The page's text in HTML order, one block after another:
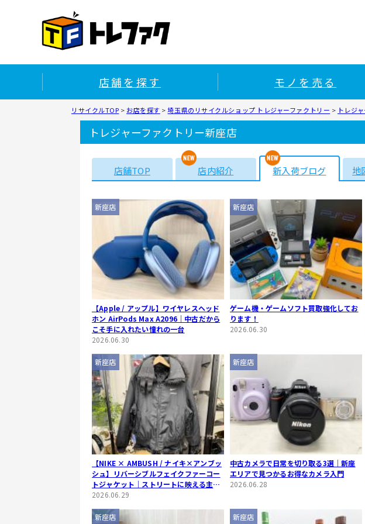
店舗を探す モノを売る
リサイクルTOP > お店を探す >埼玉県のリサイクルショップ トレジャーファクトリー > トレジ
トレジャーファクトリー新座店
店舗TOP 店内紹介 新入荷ブログ 地
新座店
【Apple / アップル】ワイヤレスヘッド
ホン AirPods Max A2096｜中古だから
こそ手に入れたい憧れの一台
2026.06.30
新座店
ゲーム機・ゲームソフト買取強化してお
ります！
2026.06.30
新座店
【NIKE × AMBUSH / ナイキ×アンブッ
シュ】リバーシブルフェイクファーコー
トジャケット｜ストリートに映える主役
級アウター
2026.06.29
新座店
中古カメラで日常を切り取る3選｜新座
エリアで見つかるお得なカメラ入門
2026.06.28
新座店 新座店